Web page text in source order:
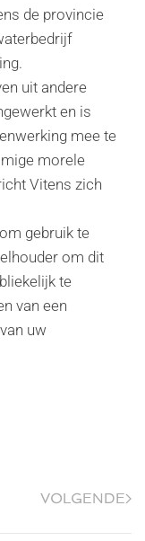
de provincie
uit andere
en is
mee te
morele
Vitens zich
gebruik te
om dit
te
van een
uw
VOLGENDE